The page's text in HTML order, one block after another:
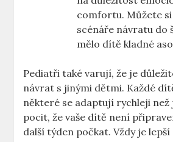
comfortu. Můžete
scénáře návratu do
mělo dítě kladné
Pediatři také varují, že je
návrat s jinými dětmi. Každé
některé se adaptují rychleji než
pocit, že vaše dítě není
další týden počkat. Vždy je